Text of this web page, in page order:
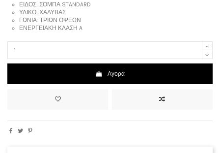
ΕΙΔΟΣ: ΣΟΜΠΑ STANDARD
ΥΛΙΚΟ: ΧΑΛΥΒΑΣ
ΓΩΝΙΑ: ΤΡΙΩΝ ΟΨΕΩΝ
ΕΝΕΡΓΕΙΑΚΗ ΚΛΑΣΗ A
Αγορά